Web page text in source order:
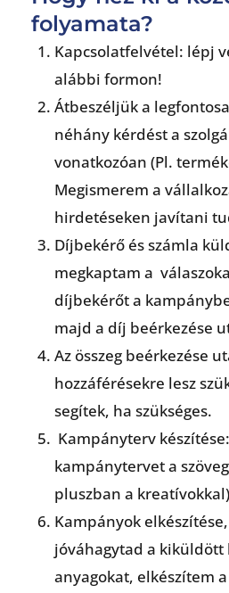
5
u
t
o
folyamata?
Kapcsolatfelvétel: lépj
alábbi formon!
Átbeszéljük a
néhány kérdést a
vonatkozóan (Pl.
Megismerem a
hirdetéseken javítani
Díjbekérő és számla
megkaptam a
díjbekérőt a
majd a díj beérkezése
Az összeg beérkezése
hozzáférésekre lesz
segítek, ha szükséges.
Kampányterv
kampánytervet a
pluszban a kreatívokkal)
Kampányok
jóváhagytad a
anyagokat, elkészítem